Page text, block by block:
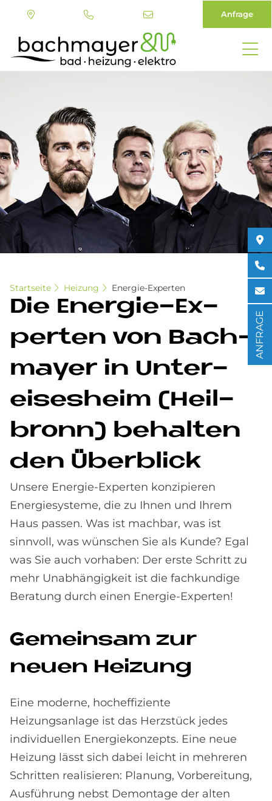
Anfrage
Startseite Heizung Energie-Experten
Die En­er­gie-Ex­
per­ten von Bach­
may­er in Un­ter­
eises­heim (Heil­
bronn) be­hal­ten
den Über­bli­ck
Unsere Energie-Experten konzipieren
Energiesysteme, die zu Ihnen und Ihrem
Haus passen. Was ist machbar, was ist
sinnvoll, was wünschen Sie als Kunde? Egal
was Sie auch vorhaben: Der erste Schritt zu
mehr Unabhängigkeit ist die fachkundige
Beratung durch einen Energie-Experten!
Ge­mein­sam zur
neu­en Hei­zung
Eine moderne, hocheffiziente
Heizungsanlage ist das Herzstück jedes
individuellen Energiekonzepts. Eine neue
Heizung lässt sich dabei leicht in mehreren
Schritten realisieren: Planung, Vorbereitung,
Ausführung nebst Demontage der alten
ANFRAGE